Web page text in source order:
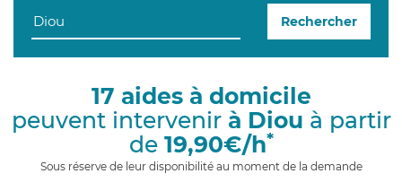
g
i
Rechercher
17 aides à domicile
peuvent intervenir à Diou à partir
de 19,90€/h*
Sous réserve de leur disponibilité au moment de la demande